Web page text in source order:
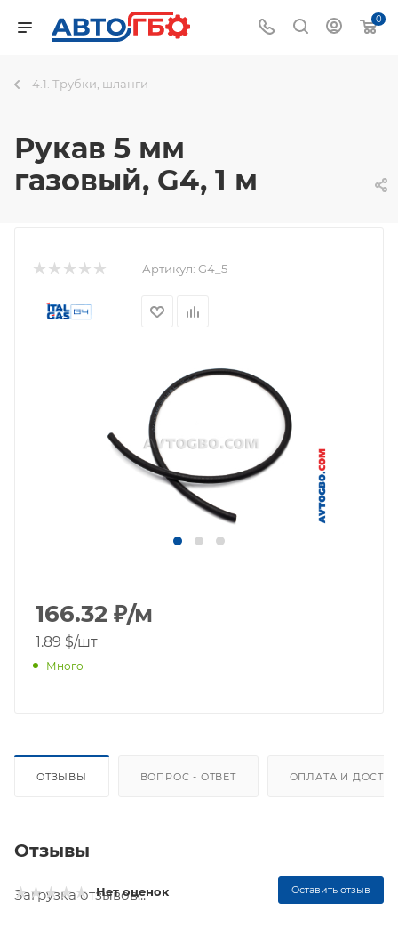
0
4.1. Трубки, шланги
Рукав 5 мм
газовый, G4, 1 м
Артикул: G4_5
166.32 ₽/м
1.89 $/шт
Много
ОТЗЫВЫ ВОПРОС - ОТВЕТ ОПЛАТА И
Отзывы
Нет оценок Оставить отзыв
Загрузка отзывов...